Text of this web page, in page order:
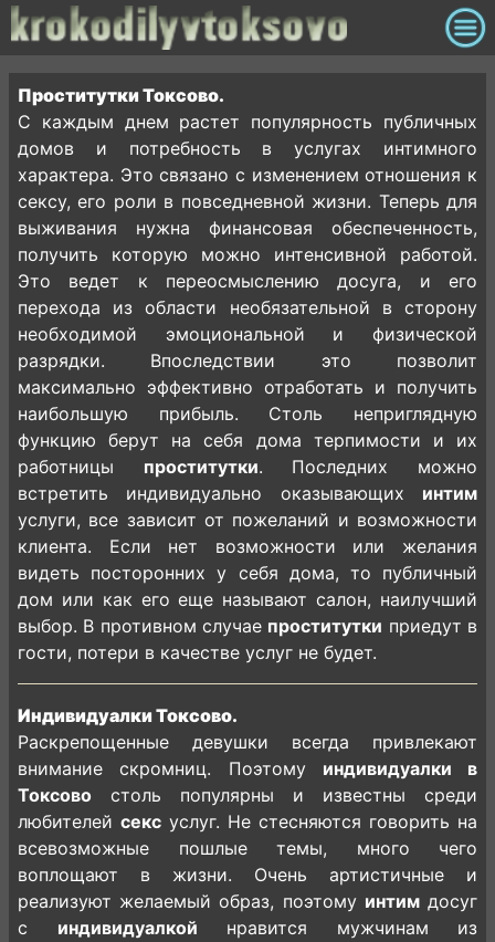
Проститутки Токсово.
С каждым днем растет популярность публичных
домов и потребность в услугах интимного
характера. Это связано с изменением отношения к
сексу, его роли в повседневной жизни. Теперь для
выживания нужна финансовая обеспеченность,
получить которую можно интенсивной работой.
Это ведет к переосмыслению досуга, и его
перехода из области необязательной в сторону
необходимой эмоциональной и физической
разрядки. Впоследствии это позволит
максимально эффективно отработать и получить
наибольшую прибыль. Столь неприглядную
функцию берут на себя дома терпимости и их
работницы проститутки. Последних можно
встретить индивидуально оказывающих интим
услуги, все зависит от пожеланий и возможности
клиента. Если нет возможности или желания
видеть посторонних у себя дома, то публичный
дом или как его еще называют салон, наилучший
выбор. В противном случае проститутки приедут в
гости, потери в качестве услуг не будет.
Индивидуалки Токсово.
Раскрепощенные девушки всегда привлекают
внимание скромниц. Поэтому индивидуалки в
Токсово столь популярны и известны среди
любителей секс услуг. Не стесняются говорить на
всевозможные пошлые темы, много чего
воплощают в жизни. Очень артистичные и
реализуют желаемый образ, поэтому интимдосуг
с индивидуалкой нравится мужчинам из